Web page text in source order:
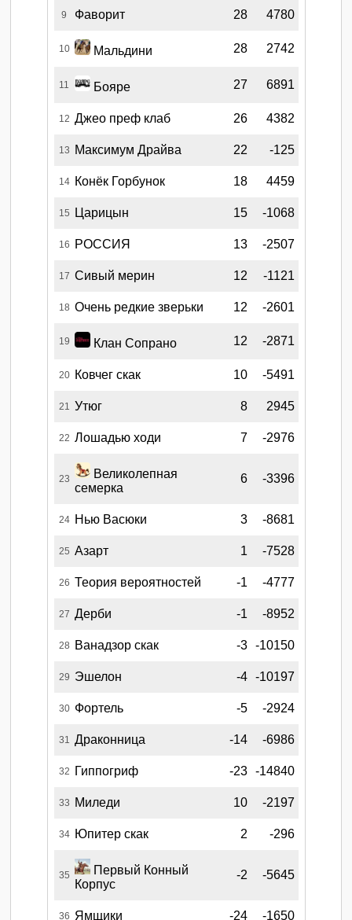
9 Фаворит 28 4780
10 Мальдини 28 2742
11 Бояре 27 6891
12 Джео преф клаб 26 4382
13 Максимум Драйва 22 -125
14 Конёк Горбунок 18 4459
15 Царицын 15 -1068
16 РОССИЯ 13 -2507
17 Сивый мерин 12 -1121
18 Очень редкие зверьки 12 -2601
19 Клан Сопрано 12 -2871
20 Ковчег скак 10 -5491
21 Утюг 8 2945
22 Лошадью ходи 7 -2976
23
Великолепная
семерка
6 -3396
24 Нью Васюки 3 -8681
25 Азарт 1 -7528
26 Теория вероятностей -1 -4777
27 Дерби -1 -8952
28 Ванадзор скак -3 -10150
29 Эшелон -4 -10197
30 Фортель -5 -2924
31 Драконница -14 -6986
32 Гиппогриф -23 -14840
33 Миледи 10 -2197
34 Юпитер скак 2 -296
35
Первый Конный
Корпус
-2 -5645
36 Ямщики -24 -1650